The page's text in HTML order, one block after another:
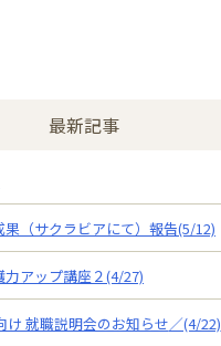
最新記事
（サクラビアにて）報告(5/12)
アップ講座２(4/27)
け 就職説明会のお知らせ／(4/22)